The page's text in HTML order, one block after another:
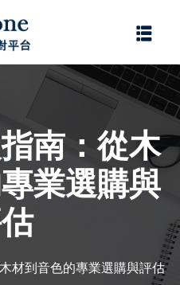
南：從木
業選購與
材到音色的專業選購與評估
註冊
忘記密碼?